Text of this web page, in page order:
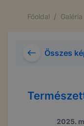
Főoldal / Galéria
Összes
2025.